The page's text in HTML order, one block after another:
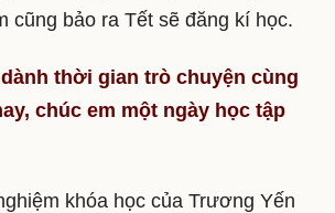
cũng bảo ra Tết sẽ đăng kí học.
thời gian trò chuyện cùng
chúc em một ngày học tập
khóa học của Trương Yến